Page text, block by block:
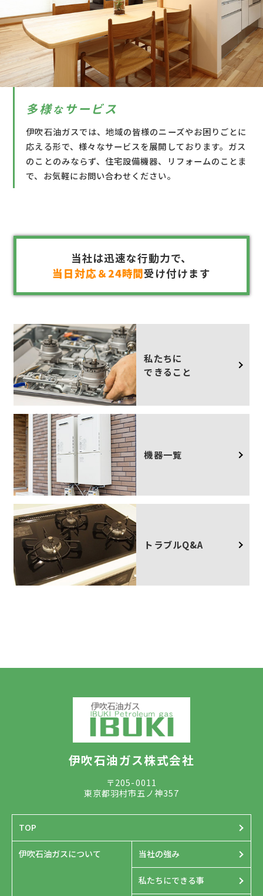
多様な サービス
伊吹石油ガスでは、地域の皆様のニーズやお困りごとに
応える形で、様々なサービスを展開しております。ガス
のことのみならず、住宅設備機器、リフォームのことま
で、お気軽にお問い合わせください。
当社は迅速な行動力で、
当日対応＆24時間受け付けます
私たちに
できること
機器一覧
トラブルQ&A
伊吹石油ガス株式会社
〒205-0011
東京都羽村市五ノ神357
TOP
伊吹石油ガスについて 当社の強み
私たちにできる事